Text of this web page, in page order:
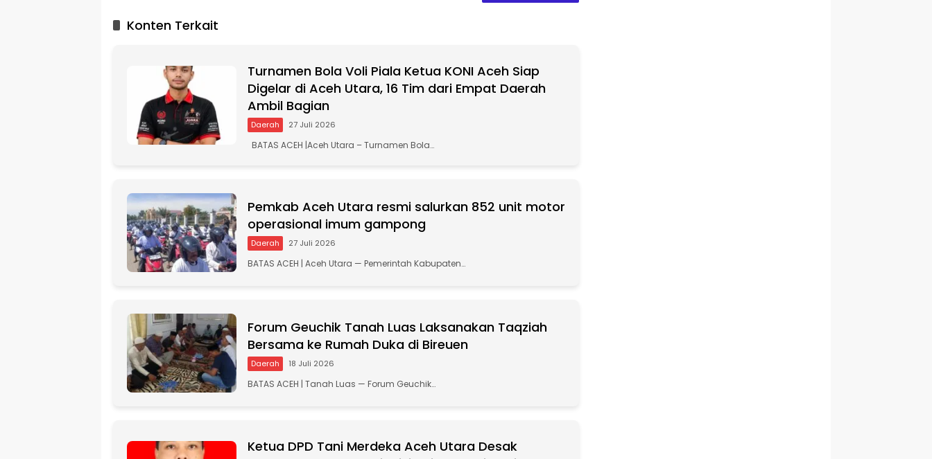
e Konten Terkait
Turnamen Bola Voli Piala Ketua KONI Aceh Siap
Digelar di Aceh Utara, 16 Tim dari Empat Daerah
Ambil Bagian
Daerah 27 Juli 2026
BATAS ACEH |Aceh Utara – Turnamen Bola…
Pemkab Aceh Utara resmi salurkan 852 unit motor
operasional imum gampong
Daerah 27 Juli 2026
BATAS ACEH | Aceh Utara — Pemerintah Kabupaten…
Forum Geuchik Tanah Luas Laksanakan Taqziah
Bersama ke Rumah Duka di Bireuen
Daerah 18 Juli 2026
BATAS ACEH | Tanah Luas — Forum Geuchik…
Ketua DPD Tani Merdeka Aceh Utara Desak